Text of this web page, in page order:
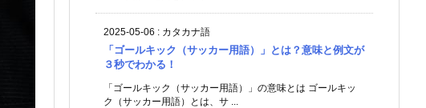
2025-05-06 : カタカナ語
「ゴールキック（サッカー用語）」とは？意味と例文が
３秒でわかる！
「ゴールキック（サッカー用語）」の意味とは ゴールキッ
ク（サッカー用語）とは、サ ...